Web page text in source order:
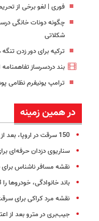
فوری | لغو برخی از
چگونه دونات خانگی
شکلاتی
ترکیه برای دور زدن
بند دردسرساز تفاهمنامه
ترامپ یونیفرم نظامی
در همین زمینه
150 سرقت در اروپا، بعد از فرار از ایران
سناریوی دزدان حرفه‌ای برای سرقت 50
نقشه مسافر ناشناس برای
باند خانوادگی، خودروها را 3 بار سرقت می‌کردند
نقشه مرد کراکی برای
جیب‌بری در مترو بعد از